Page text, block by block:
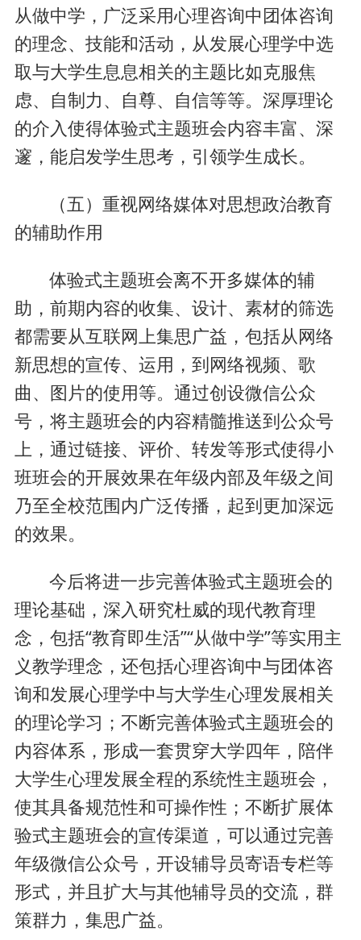
从做中学，广泛采用心理咨询中团体咨询
的理念、技能和活动，从发展心理学中选
取与大学生息息相关的主题比如克服焦
虑、自制力、自尊、自信等等。深厚理论
的介入使得体验式主题班会内容丰富、深
邃，能启发学生思考，引领学生成长。
（五）重视网络媒体对思想政治教育
的辅助作用
体验式主题班会离不开多媒体的辅
助，前期内容的收集、设计、素材的筛选
都需要从互联网上集思广益，包括从网络
新思想的宣传、运用，到网络视频、歌
曲、图片的使用等。通过创设微信公众
号，将主题班会的内容精髓推送到公众号
上，通过链接、评价、转发等形式使得小
班班会的开展效果在年级内部及年级之间
乃至全校范围内广泛传播，起到更加深远
的效果。
今后将进一步完善体验式主题班会的
理论基础，深入研究杜威的现代教育理
念，包括“教育即生活”“从做中学”等实用主
义教学理念，还包括心理咨询中与团体咨
询和发展心理学中与大学生心理发展相关
的理论学习；不断完善体验式主题班会的
内容体系，形成一套贯穿大学四年，陪伴
大学生心理发展全程的系统性主题班会，
使其具备规范性和可操作性；不断扩展体
验式主题班会的宣传渠道，可以通过完善
年级微信公众号，开设辅导员寄语专栏等
形式，并且扩大与其他辅导员的交流，群
策群力，集思广益。